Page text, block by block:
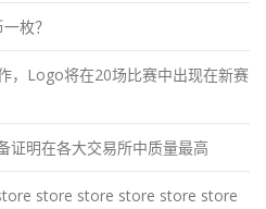
枚？
，Logo将在20场比赛中出现在新赛
证明在各大交易所中质量最高
store store store store store